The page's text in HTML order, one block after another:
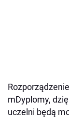
mDyplomy,
uczelni będą